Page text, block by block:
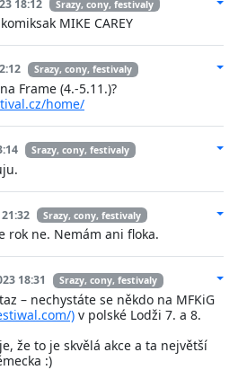
18:12 Srazy, cony, festivaly
MIKE CAREY
Srazy, cony, festivaly
Frame (4.-5.11.)?
home/
Srazy, cony, festivaly
Srazy, cony, festivaly
rok ne. Nemám ani floka.
18:31 Srazy, cony, festivaly
– nechystáte se někdo na MFKiG
) v polské Lodži 7. a 8.
že to je skvělá akce a ta největší
:)